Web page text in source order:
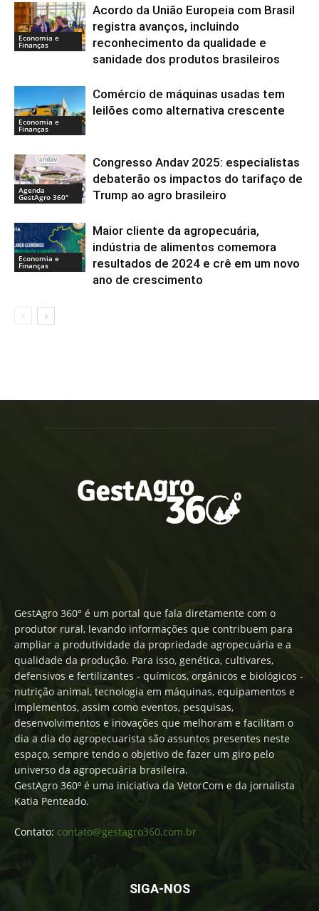
Economia e
Finanças
Acordo da União Europeia com Brasil
registra avanços, incluindo
reconhecimento da qualidade e
sanidade dos produtos brasileiros
Economia e
Finanças
Comércio de máquinas usadas tem
leilões como alternativa crescente
Agenda
GestAgro 360°
Congresso Andav 2025: especialistas
debaterão os impactos do tarifaço de
Trump ao agro brasileiro
Economia e
Finanças
Maior cliente da agropecuária,
indústria de alimentos comemora
resultados de 2024 e crê em um novo
ano de crescimento
GestAgro 360° é um portal que fala diretamente com o
produtor rural, levando informações que contribuem para
ampliar a produtividade da propriedade agropecuária e a
qualidade da produção. Para isso, genética, cultivares,
defensivos e fertilizantes - químicos, orgânicos e biológicos -
nutrição animal, tecnologia em máquinas, equipamentos e
implementos, assim como eventos, pesquisas,
desenvolvimentos e inovações que melhoram e facilitam o
dia a dia do agropecuarista são assuntos presentes neste
espaço, sempre tendo o objetivo de fazer um giro pelo
universo da agropecuária brasileira.
GestAgro 360º é uma iniciativa da VetorCom e da jornalista
Katia Penteado.
Contato: contato@gestagro360.com.br
SIGA-NOS